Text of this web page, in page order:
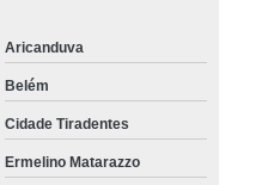
Aricanduva
Belém
Cidade Tiradentes
Ermelino Matarazzo